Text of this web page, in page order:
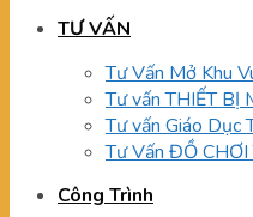
TƯ VẤN
Tư Vấn Mở Khu
Tư vấn THIẾT BỊ
Tư vấn Giáo Dục
Tư Vấn ĐỒ CHƠI
Công Trình